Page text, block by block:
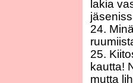
lakia
24.
25.
kautta!
mutta